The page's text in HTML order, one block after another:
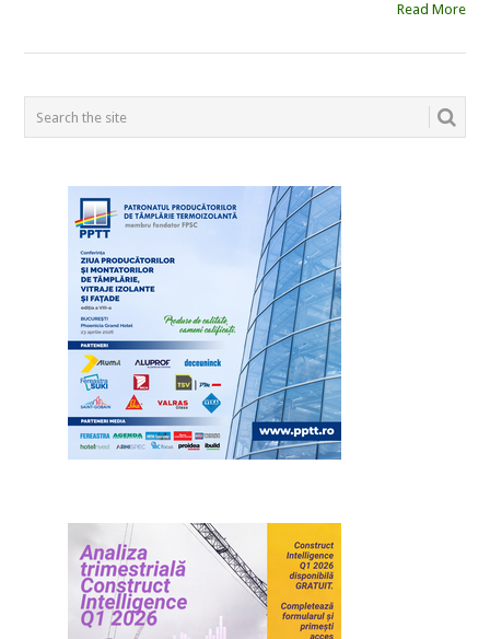
Read More
POSTS
NAVIGATION